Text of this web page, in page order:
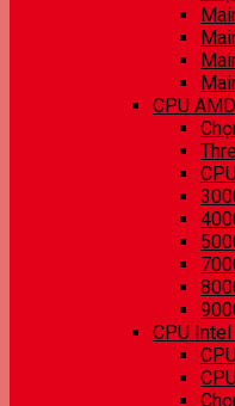
CPU
CPU